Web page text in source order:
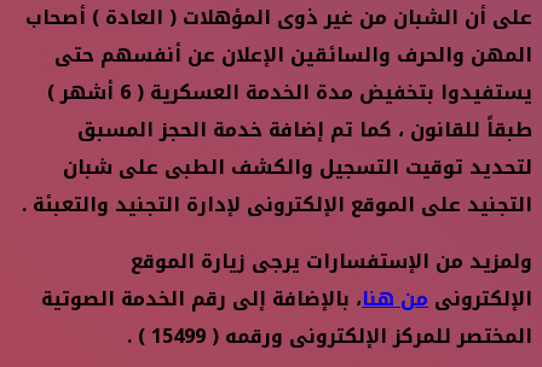
على أن الشبان من غير ذوى المؤهلات ( العادة ) أصحاب
المهن والحرف والسائقين الإعلان عن أنفسهم حتى
يستفيدوا بتخفيض مدة الخدمة العسكرية ( 6 أشهر )
طبقاً للقانون ، كما تم إضافة خدمة الحجز المسبق
لتحديد توقيت التسجيل والكشف الطبى على شبان
التجنيد على الموقع الإلكترونى لإدارة التجنيد والتعبئة .
ولمزيد من الإستفسارات يرجى زيارة الموقع
الإلكترونىمن هنا، بالإضافة إلى رقم الخدمة الصوتية
المختصر للمركز الإلكترونى ورقمه ( 15499 ) .